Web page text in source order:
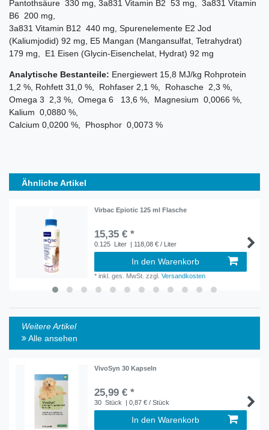
Pantothsäure 330 mg, 3a831 Vitamin B2 53 mg, 3a831 Vitamin
B6 200 mg,
3a831 Vitamin B12 440 mg, Spurenelemente E2 Jod
(Kaliumjodid) 92 mg, E5 Mangan (Mangansulfat, Tetrahydrat)
179 mg, E1 Eisen (Glycin-Eisenchelat, Hydrat) 92 mg
Analytische Bestanteile: Energiewert 15,8 MJ/kg Rohprotein
1,2 %, Rohfett 31,0 %, Rohfaser 2,1 %, Rohasche 2,3 %,
Omega 3 2,3 %, Omega 6 13,6 %, Magnesium 0,0066 %,
Kalium 0,0880 %,
Calcium 0,0200 %, Phosphor 0,0073 %
Ähnliche Artikel
Virbac Epiotic 125 ml Flasche
15,35 € *
0.125 Liter | 118,08 € / Liter
In den Warenkorb
*inkl. ges. MwSt. zzgl.Versandkosten
Weitere Artikel
Alle ansehen
VivoSyn 30 Kapseln
25,99 € *
30 Stück | 0,87 € / Stück
In den Warenkorb